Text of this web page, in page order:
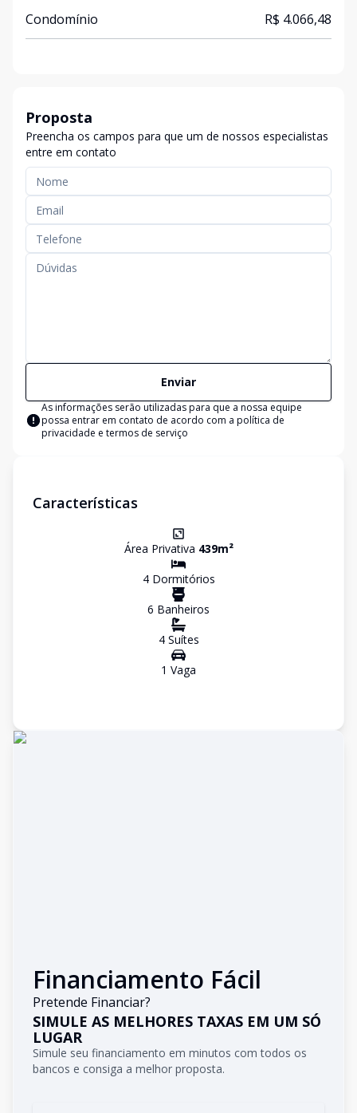
Condomínio R$ 4.066,48
Proposta
Preencha os campos para que um de nossos especialistas
entre em contato
Enviar
As informações serão utilizadas para que a nossa equipe
possa entrar em contato de acordo com a política de
privacidade e termos de serviço
Características
Área Privativa 439m²
4Dormitórios
6 Banheiros
4Suítes
1 Vaga
Financiamento Fácil
Pretende Financiar?
SIMULE AS MELHORES TAXAS EM UM SÓ
LUGAR
Simule seu financiamento em minutos com todos os
bancos e consiga a melhor proposta.